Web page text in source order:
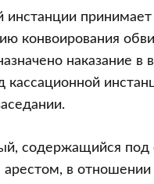
инстанции
конвоирования
наказание в
кассационной
содержащийся под
в отношении